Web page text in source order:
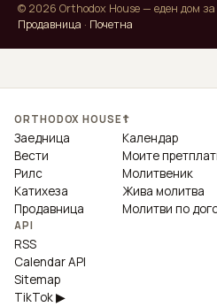
© 2026 Orthodox House — еден дом за
Продавница · Почетна
ORTHODOX HOUSE
Заедница
Вести
Рилс
Катихеза
Продавница
☦
Календар
Моите
Молитвеник
Жива молитва
Молитви по
API
RSS
Calendar API
Sitemap
TikTok ▶